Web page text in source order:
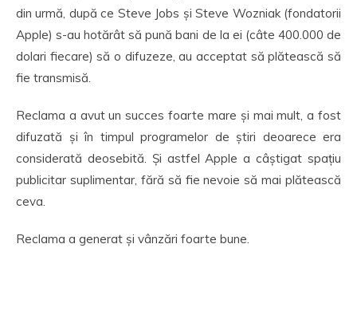
din urmă, după ce Steve Jobs și Steve Wozniak (fondatorii
Apple) s-au hotărât să pună bani de la ei (câte 400.000 de
dolari fiecare) să o difuzeze, au acceptat să plătească să
fie transmisă.
Reclama a avut un succes foarte mare și mai mult, a fost
difuzată și în timpul programelor de știri deoarece era
considerată deosebită. Și astfel Apple a câștigat spațiu
publicitar suplimentar, fără să fie nevoie să mai plătească
ceva.
Reclama a generat și vânzări foarte bune.